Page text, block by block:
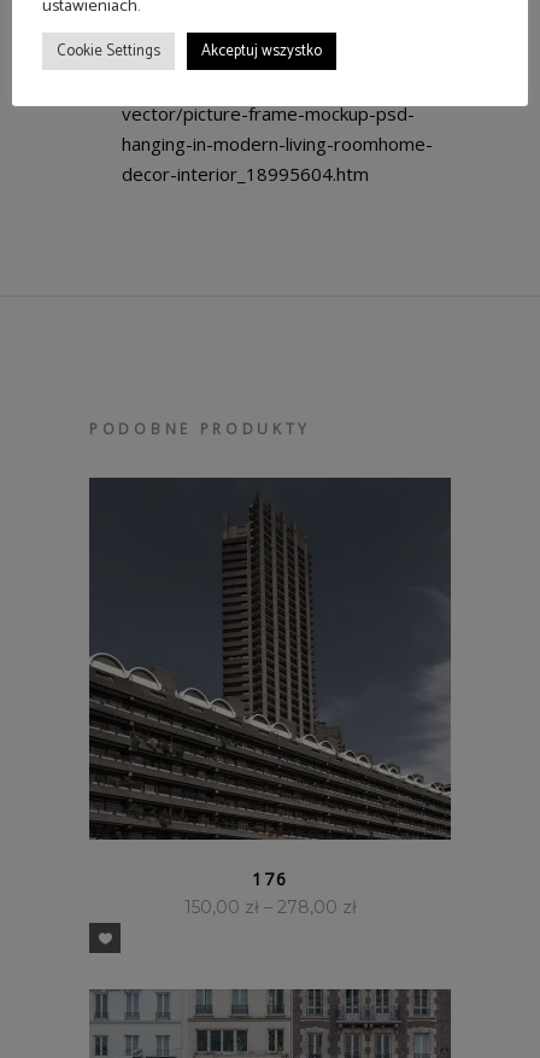
Mockup (źródło):
vector/picture-frame-mockup-psd-
hanging-in-modern-living-roomhome-
decor-interior_18995604.htm
PODOBNE PRODUKTY
176
150,00 zł – 278,00 zł
Cookie Settings Akceptuj wszystko